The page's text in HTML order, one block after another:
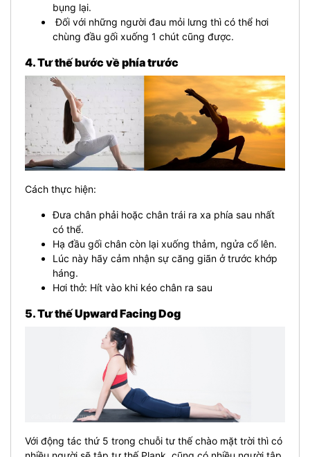
bụng lại.
Đối với những người đau mỏi lưng thì có thể hơi
chùng đầu gối xuống 1 chút cũng được.
4. Tư thế bước về phía trước
Cách thực hiện:
Đưa chân phải hoặc chân trái ra xa phía sau nhất
có thể.
Hạ đầu gối chân còn lại xuống thảm, ngửa cổ lên.
Lúc này hãy cảm nhận sự căng giãn ở trước khớp
háng.
Hơi thở: Hít vào khi kéo chân ra sau
5. Tư thế Upward Facing Dog
Với động tác thứ 5 trong chuỗi tư thế chào mặt trời thì có